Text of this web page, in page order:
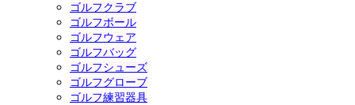
ゴルフクラブ
ゴルフボール
ゴルフウェア
ゴルフバッグ
ゴルフシューズ
ゴルフグローブ
ゴルフ練習器具